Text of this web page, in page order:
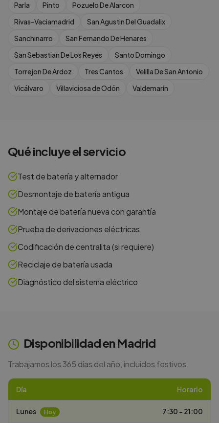
Parla
Pinto
Pozuelo De Alarcon
Rivas-Vaciamadrid
San Agustin Del Guadalix
Sanchinarro
San Fernando De Henares
San Sebastian De Los Reyes
Santo Domingo
Torrejon De Ardoz
Tres Cantos
Velilla De San Antonio
Vicálvaro
Villaviciosa de Odón Valdemarín
Qué incluye el servicio
Test de batería y alternador
Desmontaje de batería antigua
Montaje de batería nueva con garantía
Prueba de derivaciones eléctricas
Codificación de centralita (si requiere)
Reciclaje de batería usada
Diagnóstico del sistema eléctrico
Disponibilidad enMadrid
Trabajamos los 365 días del año, incluidos festivos.
Día Horario
Lunes Hoy 7:30 – 21:00